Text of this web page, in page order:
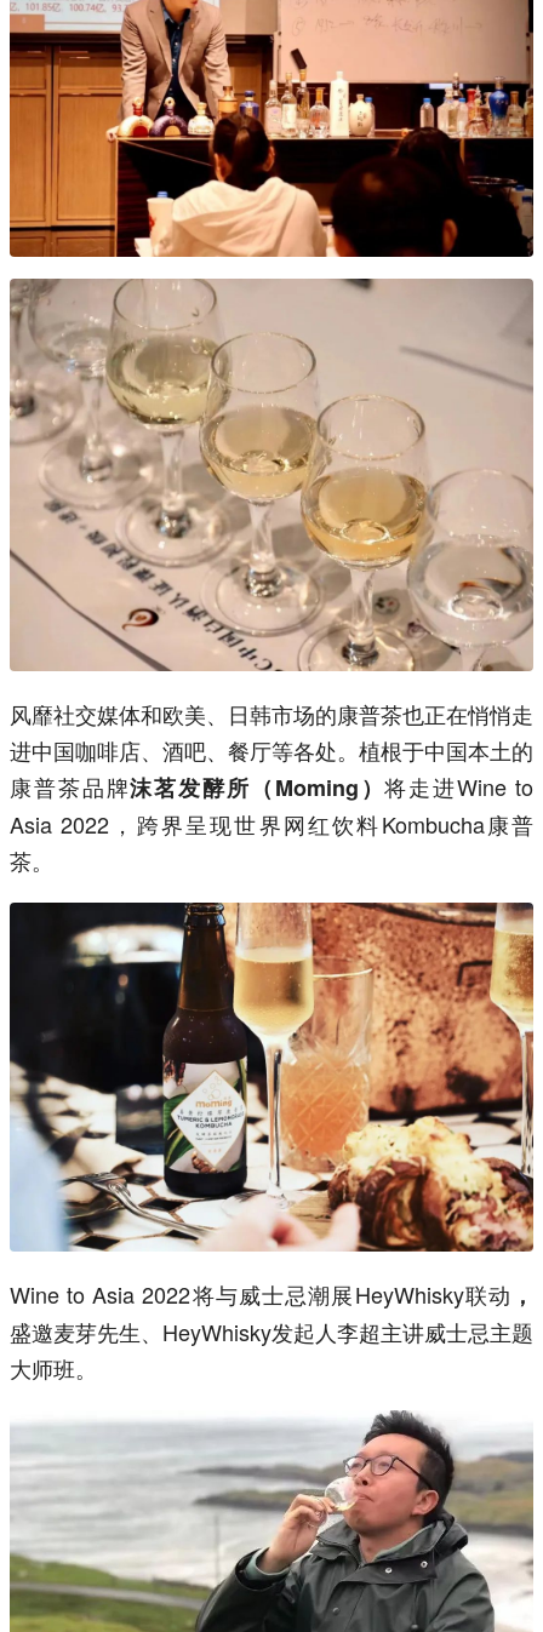
风靡社交媒体和欧美、日韩市场的康普茶也正在悄悄走
进中国咖啡店、酒吧、餐厅等各处。植根于中国本土的
康普茶品牌沫茗发酵所（Moming）将走进Wine to
Asia 2022，跨界呈现世界网红饮料Kombucha康普
茶。
Wine to Asia 2022将与威士忌潮展HeyWhisky联动 ，
盛邀麦芽先生、HeyWhisky发起人李超主讲威士忌主题
大师班。